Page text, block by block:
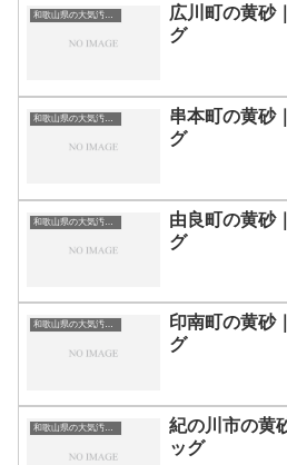
和歌山県の大気汚染・PM2.5・黄砂・エアロゾルの数値
広川町の黄砂
グ
和歌山県の大気汚染・PM2.5・黄砂・エアロゾルの数値
串本町の黄砂
グ
和歌山県の大気汚染・PM2.5・黄砂・エアロゾルの数値
由良町の黄砂
グ
和歌山県の大気汚染・PM2.5・黄砂・エアロゾルの数値
印南町の黄砂
グ
和歌山県の大気汚染・PM2.5・黄砂・エアロゾルの数値
紀の川市の黄
ッグ